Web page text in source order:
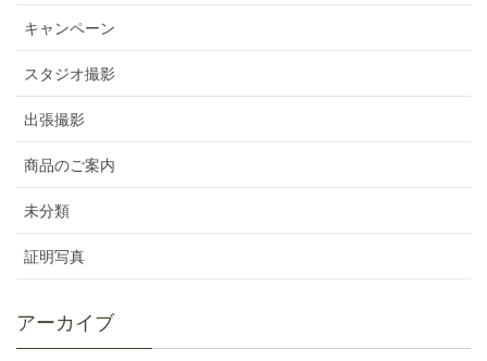
キャンペーン
スタジオ撮影
出張撮影
商品のご案内
未分類
証明写真
アーカイブ